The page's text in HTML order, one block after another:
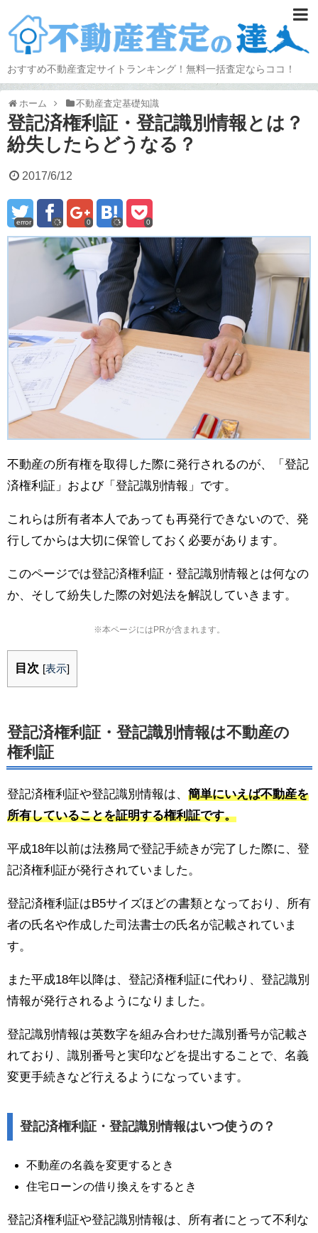
おすすめ不動産査定サイトランキング！無料一括査定ならココ！
ホーム 不動産査定基礎知識
登記済権利証・登記識別情報とは？
紛失したらどうなる？
2017/6/12
error 0 0
不動産の所有権を取得した際に発行されるのが、「登記
済権利証」および「登記識別情報」です。
これらは所有者本人であっても再発行できないので、発
行してからは大切に保管しておく必要があります。
このページでは登記済権利証・登記識別情報とは何なの
か、そして紛失した際の対処法を解説していきます。
※本ページにはPRが含まれます。
目次 [表示]
登記済権利証・登記識別情報は不動産の
権利証
登記済権利証や登記識別情報は、 簡単にいえば不動産を
所有していることを証明する権利証です。
平成18年以前は法務局で登記手続きが完了した際に、登
記済権利証が発行されていました。
登記済権利証はB5サイズほどの書類となっており、所有
者の氏名や作成した司法書士の氏名が記載されていま
す。
また平成18年以降は、登記済権利証に代わり、登記識別
情報が発行されるようになりました。
登記識別情報は英数字を組み合わせた識別番号が記載さ
れており、識別番号と実印などを提出することで、名義
変更手続きなど行えるようになっています。
登記済権利証・登記識別情報はいつ使うの？
不動産の名義を変更するとき
住宅ローンの借り換えをするとき
登記済権利証や登記識別情報は、所有者にとって不利な